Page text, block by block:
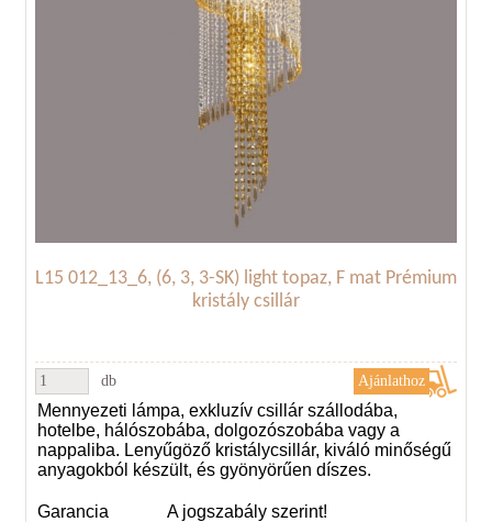
L15 012_13_6, (6, 3, 3-SK) light topaz, F mat Prémium
kristály csillár
db
Mennyezeti lámpa, exkluzív csillár szállodába,
hotelbe, hálószobába, dolgozószobába vagy a
nappaliba. Lenyűgöző kristálycsillár, kiváló minőségű
anyagokból készült, és gyönyörűen díszes.
Garancia A jogszabály szerint!